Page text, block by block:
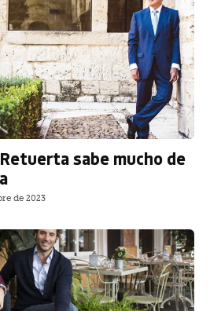
Retuerta sabe mucho de
de 2023